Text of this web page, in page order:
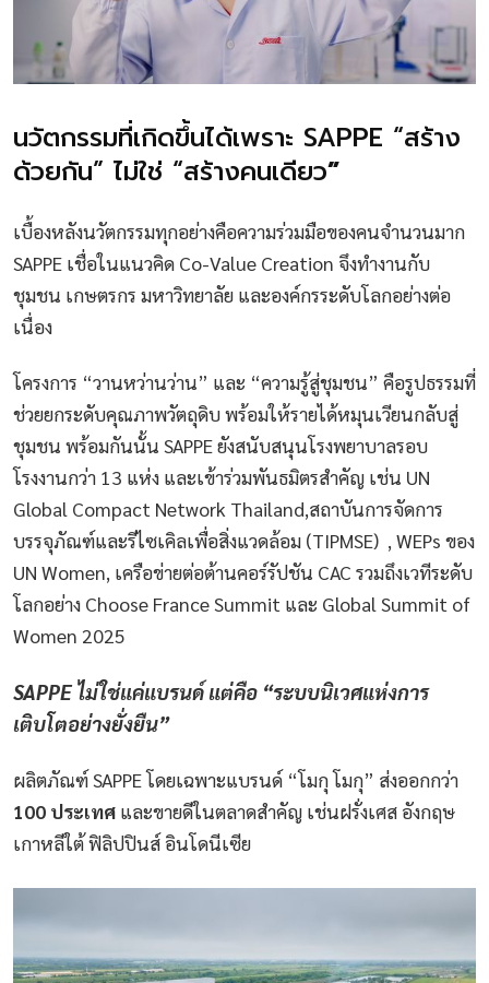
นวัตกรรมที่เกิดขึ้นได้เพราะ SAPPE “สร้าง
ด้วยกัน” ไม่ใช่ “สร้างคนเดียว”
เบื้องหลังนวัตกรรมทุกอย่างคือความร่วมมือของคนจำนวนมาก
SAPPE เชื่อในแนวคิด Co-Value Creation จึงทำงานกับ
ชุมชน เกษตรกร มหาวิทยาลัย และองค์กรระดับโลกอย่างต่อ
เนื่อง
โครงการ “วานหว่านว่าน” และ “ความรู้สู่ชุมชน” คือรูปธรรมที่
ช่วยยกระดับคุณภาพวัตถุดิบ พร้อมให้รายได้หมุนเวียนกลับสู่
ชุมชน พร้อมกันนั้น SAPPE ยังสนับสนุนโรงพยาบาลรอบ
โรงงานกว่า 13 แห่ง และเข้าร่วมพันธมิตรสำคัญ เช่น UN
Global Compact Network Thailand,สถาบันการจัดการ
บรรจุภัณฑ์และรีไซเคิลเพื่อสิ่งแวดล้อม (TIPMSE) , WEPs ของ
UN Women, เครือข่ายต่อต้านคอร์รัปชัน CAC รวมถึงเวทีระดับ
โลกอย่าง Choose France Summit และ Global Summit of
Women 2025
SAPPE ไม่ใช่แค่แบรนด์ แต่คือ “ระบบนิเวศแห่งการ
เติบโตอย่างยั่งยืน”
ผลิตภัณฑ์ SAPPE โดยเฉพาะแบรนด์ “โมกุ โมกุ” ส่งออกกว่า
100 ประเทศ และขายดีในตลาดสำคัญ เช่นฝรั่งเศส อังกฤษ
เกาหลีใต้ ฟิลิปปินส์ อินโดนีเซีย